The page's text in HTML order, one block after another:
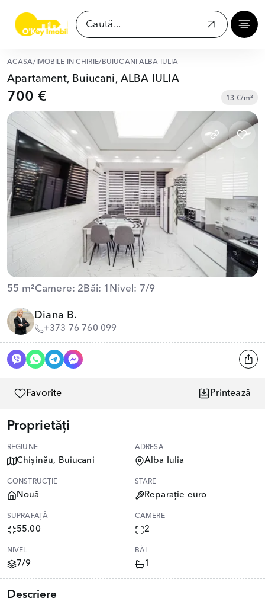
ACASĂ/ IMOBILE ÎN CHIRIE/ BUIUCANI ALBA IULIA
Apartament, Buiucani, ALBA IULIA
700 € 13 €/m²
55 m²Camere: 2 Băi: 1 Nivel: 7/9
Diana B.
+373 76 760 099
Favorite Printează
Proprietăți
REGIUNE
Chișinău, Buiucani
ADRESA
Alba Iulia
CONSTRUCȚIE
Nouă
STARE
Reparație euro
SUPRAFAȚĂ
55.00
CAMERE
2
NIVEL
7/9
BĂI
1
Descriere